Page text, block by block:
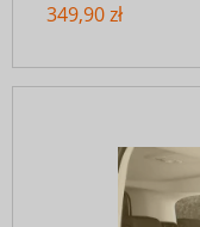
349,90 zł